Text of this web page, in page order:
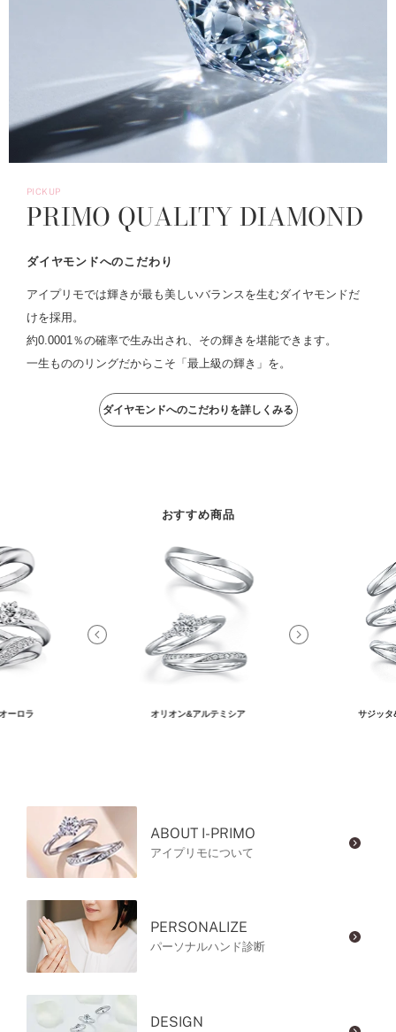
PICKUP
PRIMO QUALITY DIAMOND
ダイヤモンドへのこだわり
アイプリモでは輝きが最も美しいバランスを生むダイヤモンドだ
けを採用。
約0.0001％の確率で生み出され、その輝きを堪能できます。
一生もののリングだからこそ「最上級の輝き」を。
ダイヤモンドへのこだわりを詳しくみる
おすすめ商品
ーロラ オリオン&アルテミシア サジッタ
ABOUT I-PRIMO
アイプリモについて
PERSONALIZE
パーソナルハンド診断
DESIGN